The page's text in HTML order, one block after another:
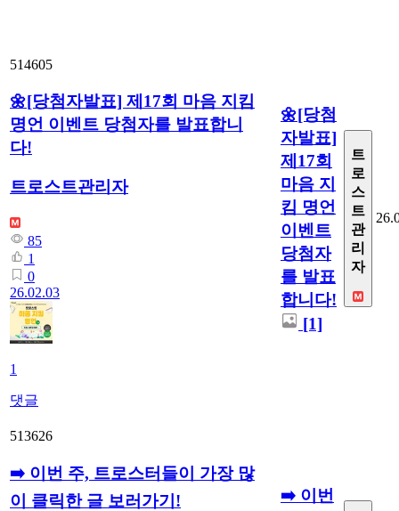
514605
🌼[당첨자발표] 제17회 마음 지킴
명언 이벤트 당첨자를 발표합니
다!
트로스트관리자
85
1
0
26.02.03
1
댓글
🌼[당첨
자발표]
제17회
마음 지
킴 명언
이벤트
당첨자
를 발표
합니다!
[1]
트
로
스
트
관
리
자
513626
➡️ 이번 주, 트로스터들이 가장 많
이 클릭한 글 보러가기!
➡️ 이번